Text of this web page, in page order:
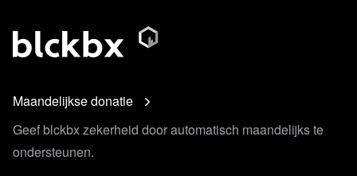
Maandelijkse donatie
Geef blckbx zekerheid door automatisch maandelijks te
ondersteunen.